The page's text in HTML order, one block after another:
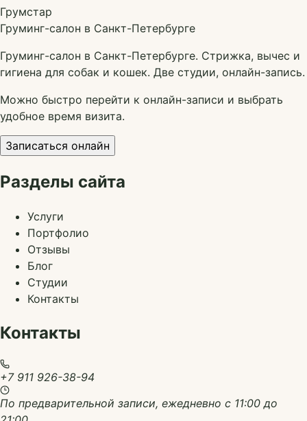
Грумстар
Груминг-салон в Санкт-Петербурге
Груминг-салон в Санкт-Петербурге. Стрижка, вычес и
гигиена для собак и кошек. Две студии, онлайн-запись.
Можно быстро перейти к онлайн-записи и выбрать
удобное время визита.
Записаться онлайн
Разделы сайта
Услуги
Портфолио
Отзывы
Блог
Студии
Контакты
Контакты
+7 911 926-38-94
По предварительной записи, ежедневно с 11:00 до